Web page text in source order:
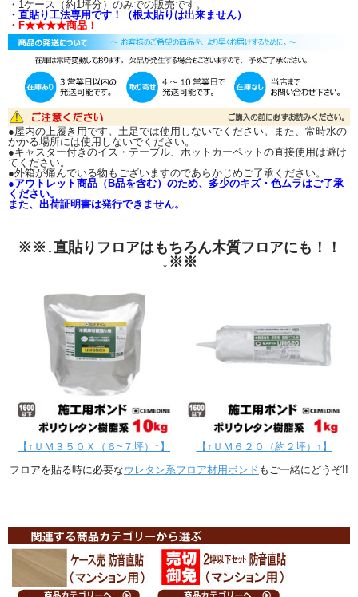
・1ケース（約1坪分）のみでの販売です。
・直貼り工法専用です！（根太貼りは出来ません）
・F★★★★商品！
●屋内の上履き用です。土足では使用しないでください。また、常時水の
かかる場所には使用しないでください。
●キャスター付きのイス・テーブル、ホットカーペットの直接使用は避け
てください。
●外箱が痛んでいる物もございますのであらかじめご了承ください。
●アウトレット商品（B品を含む）のため、多少のキズ・色ムラはご了承
ください。
また、出荷証明書は発行できません。
※※↓直貼りフロアはもちろん木質フロアにも！！
↓※※
【↑ＵＭ３５０Ｘ（６~７坪）↑】
【↑ＵＭ６２０（約２坪）↑】
フロアを貼る時に必要なウレタン系フロア材用ボンド もご一緒にどうぞ!!